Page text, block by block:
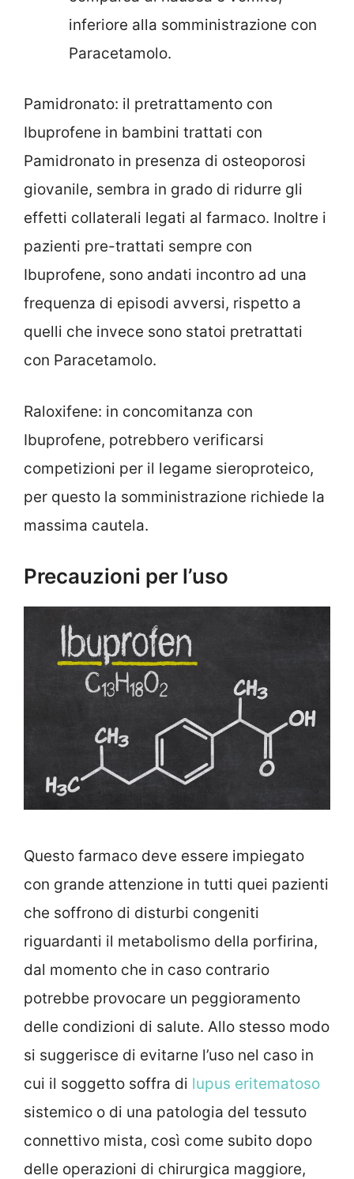
inferiore alla somministrazione con
Paracetamolo.
Pamidronato: il pretrattamento con
Ibuprofene in bambini trattati con
Pamidronato in presenza di osteoporosi
giovanile, sembra in grado di ridurre gli
effetti collaterali legati al farmaco. Inoltre i
pazienti pre-trattati sempre con
Ibuprofene, sono andati incontro ad una
frequenza di episodi avversi, rispetto a
quelli che invece sono statoi pretrattati
con Paracetamolo.
Raloxifene: in concomitanza con
Ibuprofene, potrebbero verificarsi
competizioni per il legame sieroproteico,
per questo la somministrazione richiede la
massima cautela.
Precauzioni per l’uso
Questo farmaco deve essere impiegato
con grande attenzione in tutti quei pazienti
che soffrono di disturbi congeniti
riguardanti il metabolismo della porfirina,
dal momento che in caso contrario
potrebbe provocare un peggioramento
delle condizioni di salute. Allo stesso modo
si suggerisce di evitarne l’uso nel caso in
cui il soggetto soffra di lupus eritematoso
sistemico o di una patologia del tessuto
connettivo mista, così come subito dopo
delle operazioni di chirurgica maggiore,